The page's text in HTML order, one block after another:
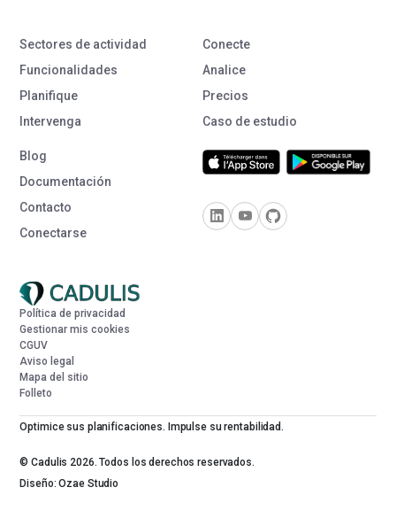
Sectores de actividad
Funcionalidades
Planifique
Intervenga
Conecte
Analice
Precios
Caso de estudio
Blog
Documentación
Contacto
Conectarse
Política de privacidad
Gestionar mis cookies
CGUV
Aviso legal
Mapa del sitio
Folleto
Optimice sus planificaciones. Impulse su rentabilidad.
© Cadulis 2026. Todos los derechos reservados.
Diseño: Ozae Studio